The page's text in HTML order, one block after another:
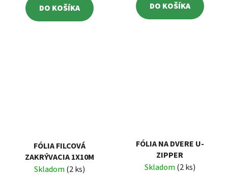
DO KOŠÍKA DO KOŠÍKA
FÓLIA FILCOVÁ
ZAKRÝVACIA 1X10M
Skladom (2 ks)
FÓLIA NA DVERE U-
ZIPPER
Skladom (2 ks)